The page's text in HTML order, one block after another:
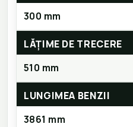
300 mm
LĂȚIME DE TRECERE
510 mm
LUNGIMEA BENZII
3861 mm